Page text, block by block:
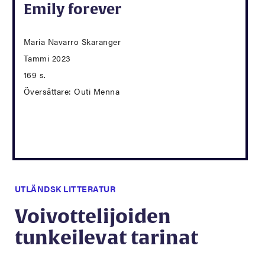
Emily forever
Maria Navarro Skaranger
Tammi 2023
169 s.
Översättare: Outi Menna
UTLÄNDSK LITTERATUR
Voivottelijoiden
tunkeilevat tarinat